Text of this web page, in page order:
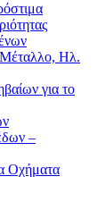
Ηλ.
για το
–
Οχήματα